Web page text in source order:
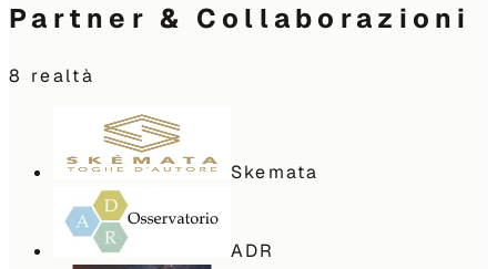
Partner & Collaborazioni
8 realtà
Skemata
ADR